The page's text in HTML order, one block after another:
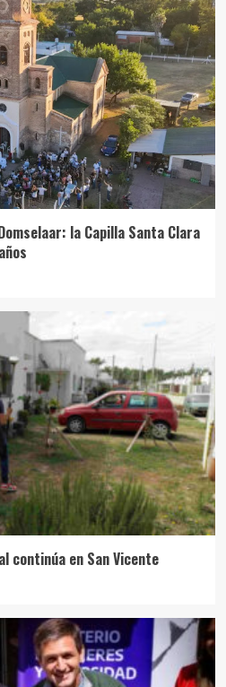
la Capilla Santa Clara
continúa en San Vicente